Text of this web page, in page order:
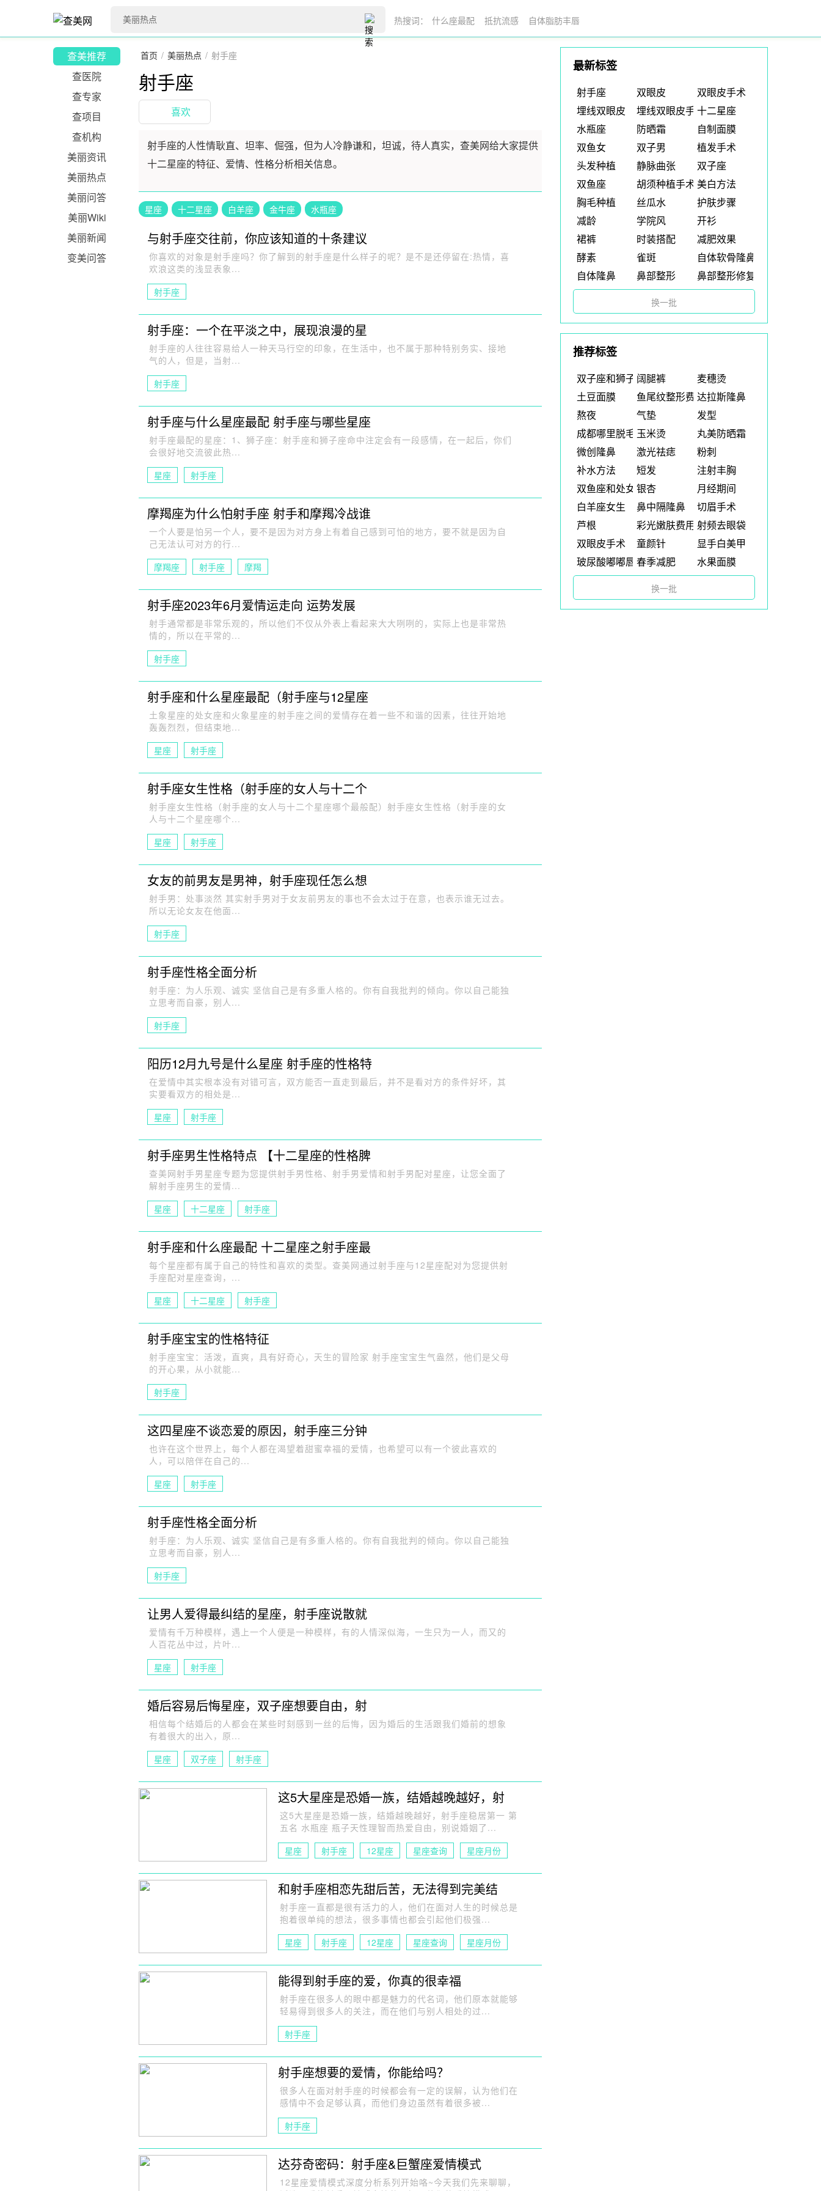
热搜词： 什么座最配 抵抗流感 自体脂肪丰唇
查美推荐
查医院
查专家
查项目
查机构
美丽资讯
美丽热点
美丽问答
美丽Wiki
美丽新闻
变美问答
首页 / 美丽热点 / 射手座
射手座
喜欢
射手座的人性情耿直、坦率、倔强，但为人冷静谦和，坦诚，待人真实，查美网给大家提供
十二星座的特征、爱情、性格分析相关信息。
星座 十二星座 白羊座 金牛座 水瓶座
与射手座交往前，你应该知道的十条建议
你喜欢的对象是射手座吗？你了解到的射手座是什么样子的呢？是不是还停留在:热情，喜
欢浪这类的浅显表象...
射手座
射手座：一个在平淡之中，展现浪漫的星
射手座的人往往容易给人一种天马行空的印象，在生活中，也不属于那种特别务实、接地
气的人，但是，当射...
射手座
射手座与什么星座最配 射手座与哪些星座
射手座最配的星座：1、狮子座：射手座和狮子座命中注定会有一段感情，在一起后，你们
会很好地交流彼此热...
星座
射手座
摩羯座为什么怕射手座 射手和摩羯冷战谁
一个人要是怕另一个人，要不是因为对方身上有着自己感到可怕的地方，要不就是因为自
己无法认可对方的行...
摩羯座
射手座 摩羯
射手座2023年6月爱情运走向 运势发展
射手通常都是非常乐观的，所以他们不仅从外表上看起来大大咧咧的，实际上也是非常热
情的，所以在平常的...
射手座
射手座和什么星座最配（射手座与12星座
土象星座的处女座和火象星座的射手座之间的爱情存在着一些不和谐的因素，往往开始地
轰轰烈烈，但结束地...
星座
射手座
射手座女生性格（射手座的女人与十二个
射手座女生性格（射手座的女人与十二个星座哪个最般配）射手座女生性格（射手座的女
人与十二个星座哪个...
星座
射手座
女友的前男友是男神，射手座现任怎么想
射手男：处事淡然 其实射手男对于女友前男友的事也不会太过于在意，也表示谁无过去。
所以无论女友在他面...
射手座
射手座性格全面分析
射手座：为人乐观、诚实 坚信自己是有多重人格的。你有自我批判的倾向。你以自己能独
立思考而自豪，别人...
射手座
阳历12月九号是什么星座 射手座的性格特
在爱情中其实根本没有对错可言，双方能否一直走到最后，并不是看对方的条件好坏，其
实要看双方的相处是...
星座
射手座
射手座男生性格特点 【十二星座的性格脾
查美网射手男星座专题为您提供射手男性格、射手男爱情和射手男配对星座，让您全面了
解射手座男生的爱情...
星座
十二星座 射手座
射手座和什么座最配 十二星座之射手座最
每个星座都有属于自己的特性和喜欢的类型。查美网通过射手座与12星座配对为您提供射
手座配对星座查询，...
星座
十二星座 射手座
射手座宝宝的性格特征
射手座宝宝：活泼，直爽，具有好奇心，天生的冒险家 射手座宝宝生气盎然，他们是父母
的开心果，从小就能...
射手座
这四星座不谈恋爱的原因，射手座三分钟
也许在这个世界上，每个人都在渴望着甜蜜幸福的爱情，也希望可以有一个彼此喜欢的
人，可以陪伴在自己的...
星座
射手座
射手座性格全面分析
射手座：为人乐观、诚实 坚信自己是有多重人格的。你有自我批判的倾向。你以自己能独
立思考而自豪，别人...
射手座
让男人爱得最纠结的星座，射手座说散就
爱情有千万种模样，遇上一个人便是一种模样，有的人情深似海，一生只为一人，而又的
人百花丛中过，片叶...
星座
射手座
婚后容易后悔星座，双子座想要自由，射
相信每个结婚后的人都会在某些时刻感到一丝的后悔，因为婚后的生活跟我们婚前的想象
有着很大的出入，原...
星座
双子座 射手座
这5大星座是恐婚一族，结婚越晚越好，射
这5大星座是恐婚一族，结婚越晚越好，射手座稳居第一 第
五名 水瓶座 瓶子天性理智而热爱自由，别说婚姻了...
星座
射手座 12星座 星座查询
星座月份
和射手座相恋先甜后苦，无法得到完美结
射手座一直都是很有活力的人，他们在面对人生的时候总是
抱着很单纯的想法，很多事情也都会引起他们极强...
星座
射手座 12星座 星座查询
星座月份
能得到射手座的爱，你真的很幸福
射手座在很多人的眼中都是魅力的代名词，他们原本就能够
轻易得到很多人的关注，而在他们与别人相处的过...
射手座
射手座想要的爱情，你能给吗？
很多人在面对射手座的时候都会有一定的误解，认为他们在
感情中不会足够认真，而他们身边虽然有着很多被...
射手座
达芬奇密码：射手座&巨蟹座爱情模式
12星座爱情模式深度分析系列开始咯~今天我们先来聊聊，
最新标签
射手座 双眼皮
双眼皮手术
埋线双眼皮
埋线双眼皮手术十二星座
水瓶座
防晒霜
自制面膜
双鱼女
双子男
植发手术
头发种植
静脉曲张
双子座
双鱼座
胡须种植手术 美白方法
胸毛种植
丝瓜水
护肤步骤
减龄
学院风
开衫
裙裤
时装搭配
减肥效果
酵素
雀斑
自体软骨隆鼻
自体隆鼻
鼻部整形 鼻部整形修复
换一批
推荐标签
双子座和狮子座阔腿裤
麦穗烫
土豆面膜
鱼尾纹整形费用达拉斯隆鼻
熬夜
气垫
发型
成都哪里脱毛 玉米烫
丸美防晒霜
微创隆鼻
激光祛痣
粉刺
补水方法
短发
注射丰胸
双鱼座和处女座合吗
银杏
月经期间
白羊座女生
鼻中隔隆鼻
切眉手术
芦根
彩光嫩肤费用 射频去眼袋
双眼皮手术
童颜针
显手白美甲
玻尿酸嘟嘟唇 春季减肥 水果面膜
换一批